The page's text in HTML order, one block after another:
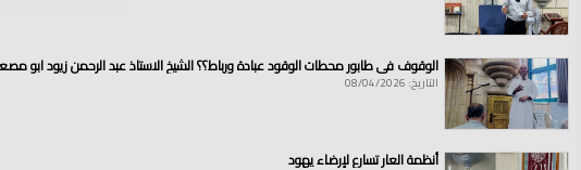
الوقوف في طابور محطات الوقود عبادة ورباط؟؟ الشيخ الاستاذ عبد الرحمن زيود ابو
التاريخ: 08/04/2026
أنظمة العار تسارع لإرضاء يهود